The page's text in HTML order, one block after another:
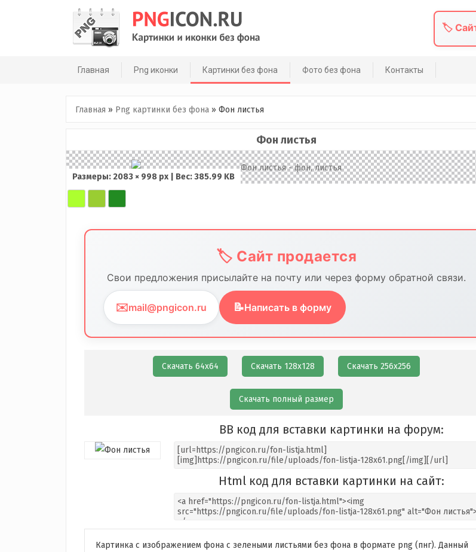
🏷️
Главная Png иконки Картинки без фона Фото без фона Контакты
Главная » Png картинки без фона» Фон листья
Фон листья
Размеры: 2083 × 998 px | Вес: 385.99 KB
🏷️ Сайт продается
Свои предложения присылайте на почту или через форму обратной связи.
✉️mail@pngicon.ru 📝Написать в форму
Скачать 64х64 Скачать 128х128 Скачать 256х256
Скачать полный размер
BB код для вставки картинки на форум:
Html код для вставки картинки на сайт:
Картинка с изображением фона с зелеными листьями без фона в формате png (пнг). Данный